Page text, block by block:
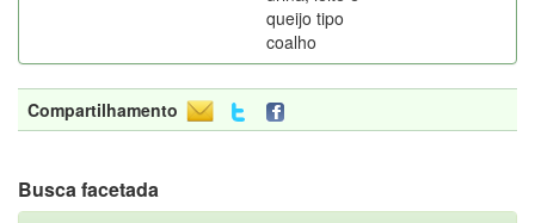
queijo tipo
coalho
Compartilhamento
Busca facetada